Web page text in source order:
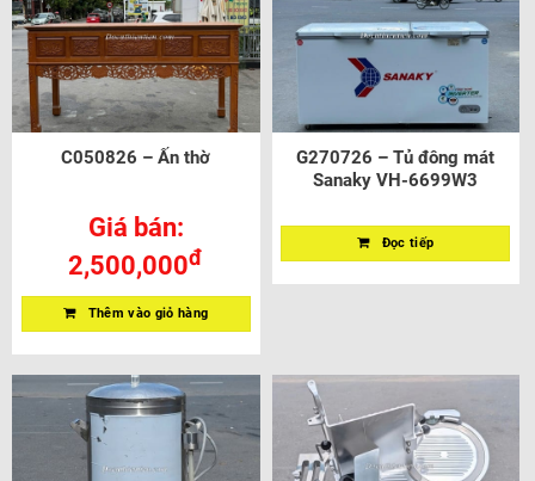
C050826 – Ấn thờ
Giá bán:
2,500,000đ
Thêm vào giỏ hàng
G270726 – Tủ đông mát
Sanaky VH-6699W3
Đọc tiếp